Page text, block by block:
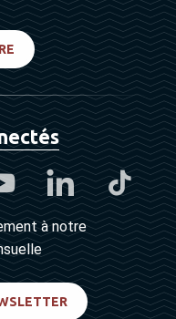
à notre